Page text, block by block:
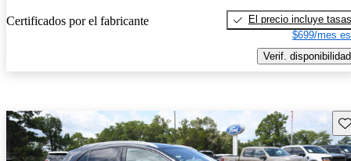
Certificados por el fabricante
El precio incluye tasas
$699/mes
Verif. disponibilidad